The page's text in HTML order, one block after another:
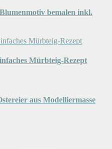
bemalen inkl.
Mürbteig-Rezept
aus Modelliermasse